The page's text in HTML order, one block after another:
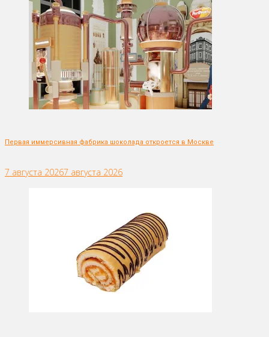
Первая иммерсивная фабрика шоколада откроется в Москве
7 августа 20267 августа 2026